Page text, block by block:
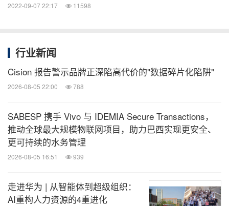
2022-09-07 22:17 11598
行业新闻
Cision 报告警示品牌正深陷高代价的"数据碎片化陷阱"
2026-08-05 22:00 788
SABESP 携手 Vivo 与 IDEMIA Secure Transactions，
推动全球最大规模物联网项目，助力巴西实现更安全、
更可持续的水务管理
2026-08-05 16:51 939
走进华为 | 从智能体到超级组织：
AI重构人力资源的4重进化